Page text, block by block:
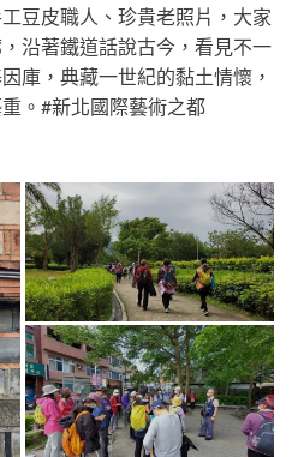
豆皮職人、珍貴老照片，大家
沿著鐵道話說古今，看見不一
庫，典藏一世紀的黏土情懷，
。#新北國際藝術之都